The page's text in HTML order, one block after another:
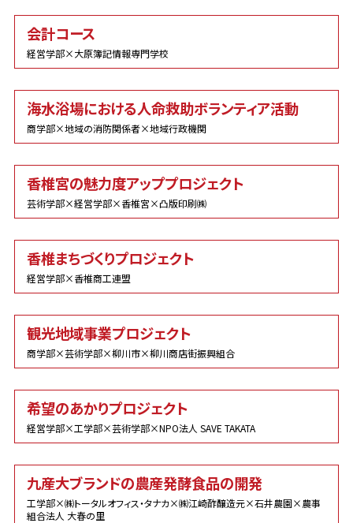
会計コース
経営学部×大原簿記情報専門学校
海水浴場における人命救助ボランティア活動
商学部×地域の消防関係者×地域行政機関
香椎宮の魅力度アッププロジェクト
芸術学部×経営学部×香椎宮×凸版印刷㈱
香椎まちづくりプロジェクト
経営学部×香椎商工連盟
観光地域事業プロジェクト
商学部×芸術学部×柳川市×柳川商店街振興組合
希望のあかりプロジェクト
経営学部×工学部×芸術学部×NPO法人 SAVE TAKATA
九産大ブランドの農産発酵食品の開発
工学部×㈱トータルオフィス・タナカ×㈱江崎酢醸造元×石井農園×農事
組合法人 大春の里